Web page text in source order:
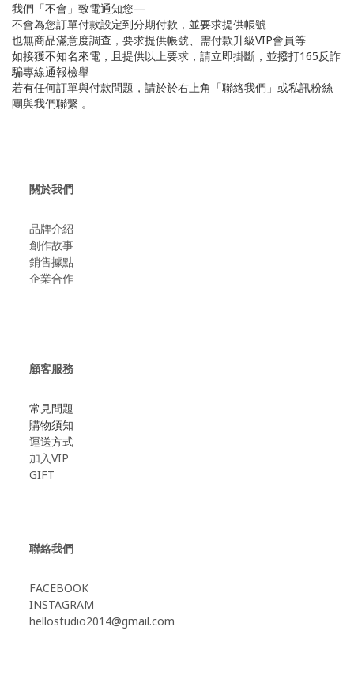
我們「不會」致電通知您—
不會為您訂單付款設定到分期付款，並要求提供帳號
也無商品滿意度調查，要求提供帳號、需付款升級VIP會員等
如接獲不知名來電，且提供以上要求，請立即掛斷，並撥打165反詐
騙專線通報檢舉
若有任何訂單與付款問題，請於於右上角「聯絡我們」或私訊粉絲
團與我們聯繫 。
關於我們
品牌介紹
創作故事
​銷售據點
企業合作
顧客服務
常見問題
購物須知
運送方式
加入VIP
GIFT
聯絡我們
FACEBOOK
INSTAGRAM
hellostudio2014@gmail.com